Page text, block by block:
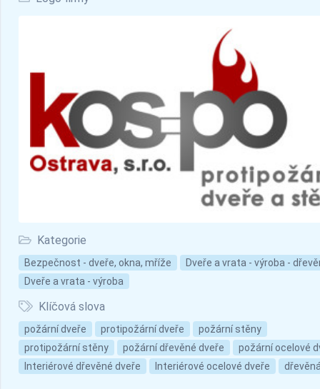
Kategorie
Bezpečnost - dveře, okna, mříže
Dveře a vrata - výroba -
Dveře a vrata - výroba
Klíčová slova
požární dveře protipožární dveře
požární stěny
protipožární stěny
požární dřevěné dveře
požární ocelové
Interiérové dřevěné dveře
Interiérové ocelové dveře